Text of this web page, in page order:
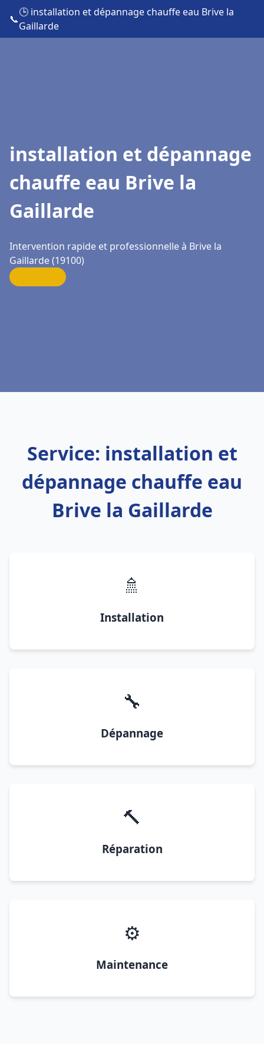
📞
🕒 installation et dépannage chauffe eau Brive la
Gaillarde
installation et dépannage
chauffe eau Brive la
Gaillarde
Intervention rapide et professionnelle à Brive la
Gaillarde (19100)
Service: installation et
dépannage chauffe eau
Brive la Gaillarde
🚿
Installation
🔧
Dépannage
🔨
Réparation
⚙️
Maintenance